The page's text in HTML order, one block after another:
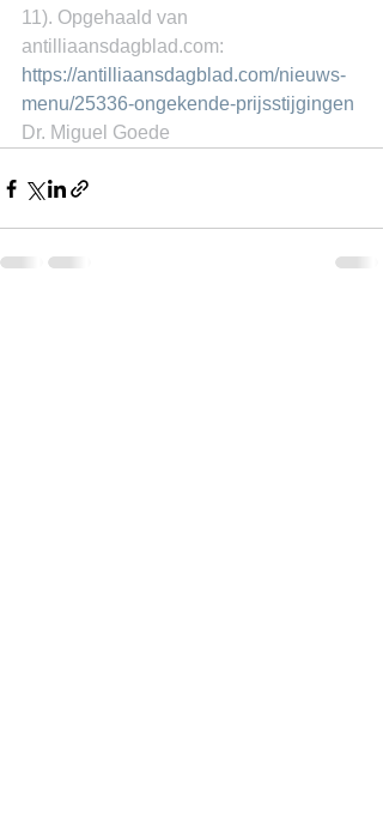
11). Opgehaald van
antilliaansdagblad.com:
https://antilliaansdagblad.com/nieuws-
menu/25336-ongekende-prijsstijgingen
Dr. Miguel Goede